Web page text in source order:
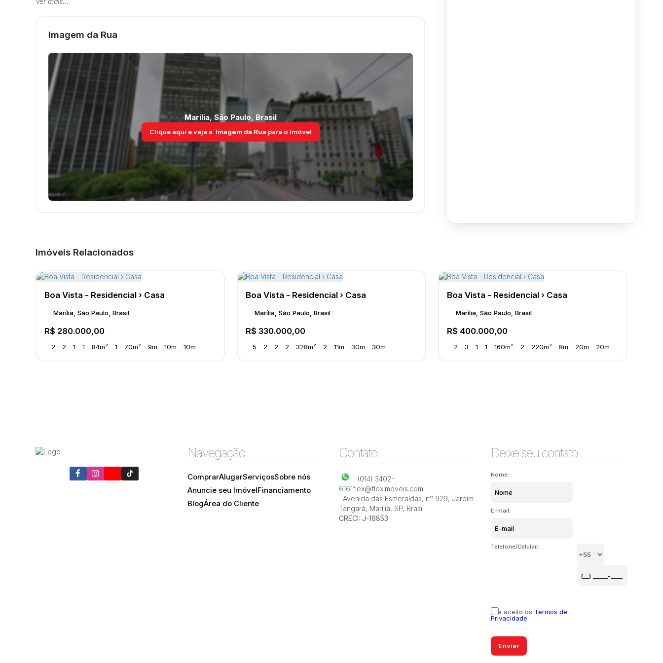
Destaques
Quintal
Imagem da Rua
Marília, São Paulo, Brasil
Clique aqui e veja a Imagem da Rua para o Imóvel
Imóveis Relacionados
Boa Vista - Residencial › Casa
R$ 280.000,00
Marília, São Paulo, Brasil
2 2 1 1 84m² 1 70m² 9m 10m 10m
Boa Vista - Residencial › Casa
R$ 330.000,00
Marília, São Paulo, Brasil
5 2 2 2 328m² 2 11m 30m 30m
Boa Vista - Residencial › Casa
R$ 400.000,00
Marília, São Paulo, Brasil
2 3 1 1 160m² 2 220m² 8m 20m 20m
Navegação
ComprarAlugarServiçosSobre nós
Anuncie seu ImóvelFinanciamento
BlogÁrea do Cliente
Contato
(014) 3402-
6161flex@fleximoveis.com
Avenida das Esmeraldas, n° 929, Jardim
Tangará, Marília, SP, Brasil
CRECI: J-16853
Deixe seu contato
Nome:
E-mail:
Telefone/Celular:
Li e aceito os Termos de
Privacidade